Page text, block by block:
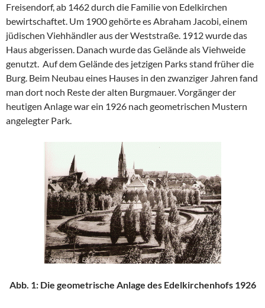
Freisendorf, ab 1462 durch die Familie von Edelkirchen
bewirtschaftet. Um 1900 gehörte es Abraham Jacobi, einem
jüdischen Viehhändler aus der Weststraße. 1912 wurde das
Haus abgerissen. Danach wurde das Gelände als Viehweide
genutzt. Auf dem Gelände des jetzigen Parks stand früher die
Burg. Beim Neubau eines Hauses in den zwanziger Jahren fand
man dort noch Reste der alten Burgmauer. Vorgänger der
heutigen Anlage war ein 1926 nach geometrischen Mustern
angelegter Park.
Abb. 1: Die geometrische Anlage des Edelkirchenhofs 1926